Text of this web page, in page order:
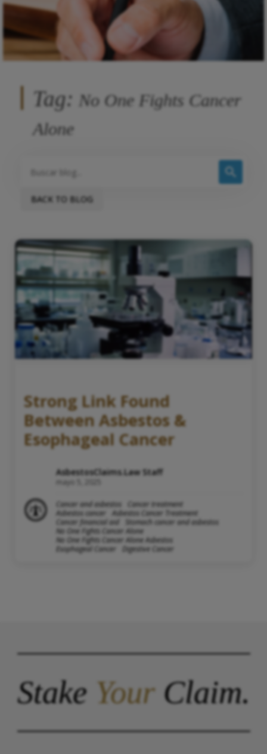
Tag: No One Fights Cancer
Alone
BACK TO BLOG
Strong Link Found
Between Asbestos &
Esophageal Cancer
AsbestosClaims.Law Staff
mayo 5, 2025
Cancer and asbestos
Cancer treatment
Asbestos cancer
Asbestos Cancer Treatment
Cancer financial aid
Stomach cancer and asbestos
No One Fights Cancer Alone
No One Fights Cancer Alone Asbestos
Esophageal Cancer
Digestive Cancer
StakeYourClaim.